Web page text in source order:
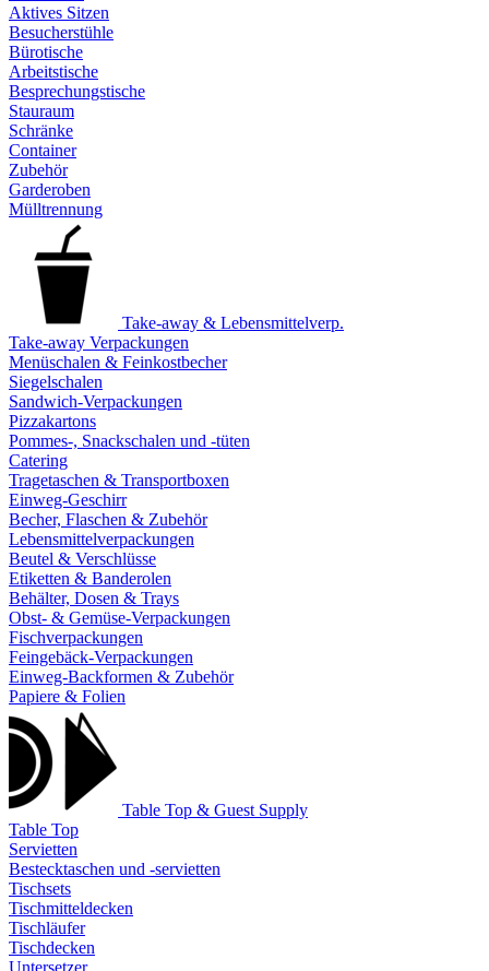
Aktives Sitzen
Besucherstühle
Bürotische
Arbeitstische
Besprechungstische
Stauraum
Schränke
Container
Zubehör
Garderoben
Mülltrennung
Take-away & Lebensmittelverp.
Take-away Verpackungen
Menüschalen & Feinkostbecher
Siegelschalen
Sandwich-Verpackungen
Pizzakartons
Pommes-, Snackschalen und -tüten
Catering
Tragetaschen & Transportboxen
Einweg-Geschirr
Becher, Flaschen & Zubehör
Lebensmittelverpackungen
Beutel & Verschlüsse
Etiketten & Banderolen
Behälter, Dosen & Trays
Obst- & Gemüse-Verpackungen
Fischverpackungen
Feingebäck-Verpackungen
Einweg-Backformen & Zubehör
Papiere & Folien
Table Top & Guest Supply
Table Top
Servietten
Bestecktaschen und -servietten
Tischsets
Tischmitteldecken
Tischläufer
Tischdecken